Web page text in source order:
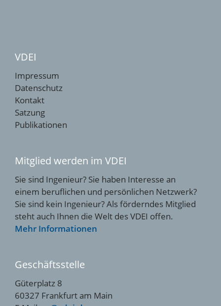
VDEI
Impressum
Datenschutz
Kontakt
Satzung
Publikationen
Mitglied werden im VDEI
Sie sind Ingenieur? Sie haben Interesse an
einem beruflichen und persönlichen Netzwerk?
Sie sind kein Ingenieur? Als förderndes Mitglied
steht auch Ihnen die Welt des VDEI offen.
Mehr Informationen
Geschäftsstelle
Güterplatz 8
60327 Frankfurt am Main